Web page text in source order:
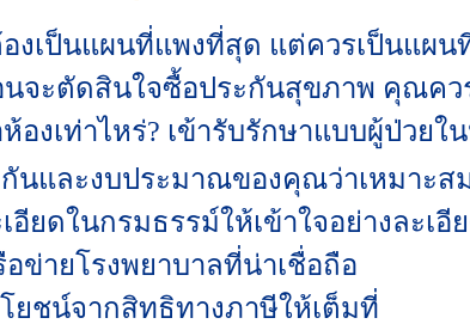
งเป็นแผนที่แพงที่สุด แต่ควรเป็นแผ
จะตัดสินใจซื้อประกันสุขภาพ คุณคว
งเท่าไหร่? เข้ารับรักษาแบบผู้ป่วยใ
นและงบประมาณของคุณว่าเหมาะส
อียดในกรมธรรม์ให้เข้าใจอย่างละเอี
อข่ายโรงพยาบาลที่น่าเชื่อถือ
โยชน์จากสิทธิทางภาษีให้เต็มที่